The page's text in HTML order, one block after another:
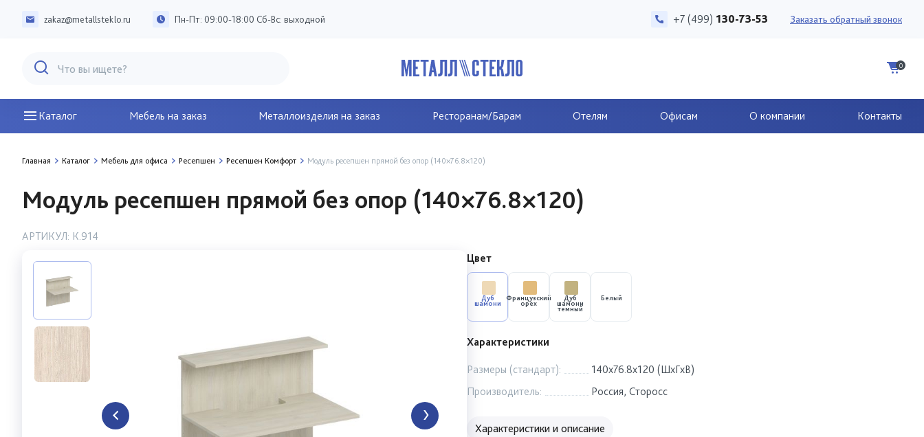
zakaz@metallsteklo.ru Пн-Пт: 09:00-18:00 Сб-Вс: выходной +7 (499) 130-73-53 Заказать обратный звонок
0
Каталог Мебель на заказ Металлоизделия на заказ Ресторанам/Барам Отелям Офисам О компании Контакты
Главная Каталог Мебель для офиса Ресепшен Ресепшен Комфорт Модуль ресепшен прямой без опор (140×76.8×120)
Модуль ресепшен прямой без опор (140×76.8×120)
АРТИКУЛ: К.914
Цвет
Дуб
шамони
Французский
орех
Дуб
шамони
темный
Белый
Характеристики
140x76.8x120 (ШхГхВ)
Размеры (стандарт):
Россия, Сторосс
Производитель:
Характеристики и описание